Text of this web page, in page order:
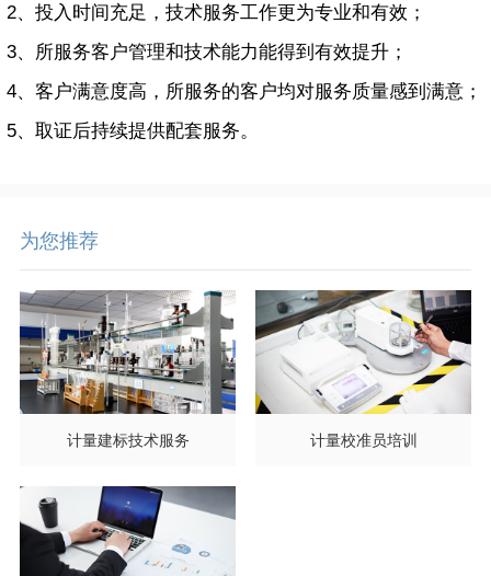
2、投入时间充足，技术服务工作更为专业和有效；
3、所服务客户管理和技术能力能得到有效提升；
4、客户满意度高，所服务的客户均对服务质量感到满意；
5、取证后持续提供配套服务。
为您推荐
计量建标技术服务 计量校准员培训